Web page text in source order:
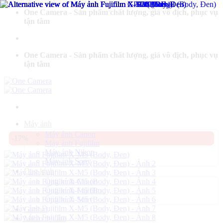
dung
One Camera - Sản phẩm chất lượng, giá vô địch, phục vụ
tận tâm
One Camera - Sản phẩm chất lượng, giá vô địch, phục vụ
tận tâm
Máy ảnh Canon
Máy ảnh Nikon
Máy ảnh Sony
Ống kính
Ống kính Canon
Ống kính Fujifilm
Ống kính Sony
Gimbal
Micro thu âm